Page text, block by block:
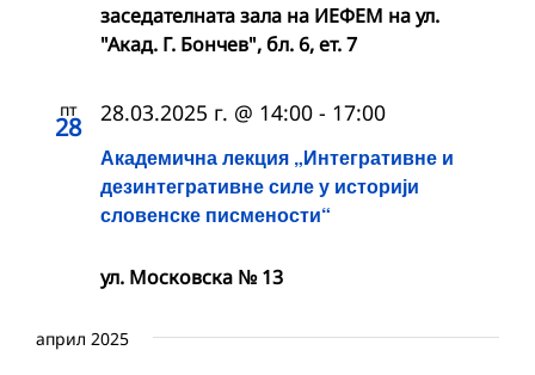
заседателната зала на ИЕФЕМ на ул.
"Акад. Г. Бончев", бл. 6, ет. 7
пт
28
Академична лекция „Интегративне и
дезинтегративне силе у историји
словенске писмености“
28.03.2025 г. @ 14:00 - 17:00
ул. Московска № 13
април 2025